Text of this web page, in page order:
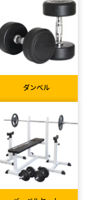
ダンベル